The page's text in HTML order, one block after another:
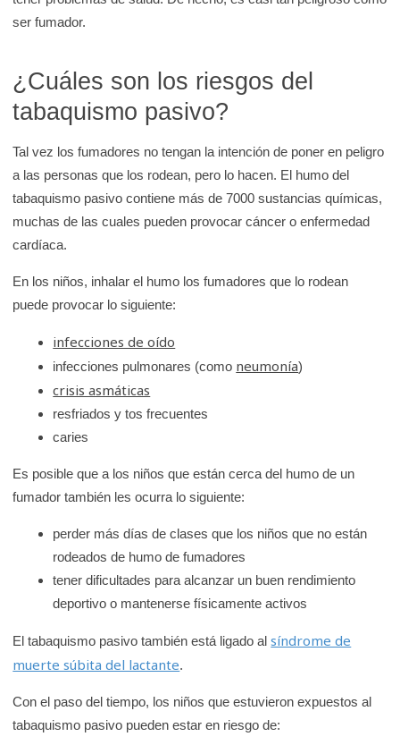
d
e
d
s
H
e
a
l
t
ser fumador.
¿Cuáles son los riesgos del
tabaquismo pasivo?
Tal vez los fumadores no tengan la intención de poner en peligro
a las personas que los rodean, pero lo hacen. El humo del
tabaquismo pasivo contiene más de 7000 sustancias químicas,
muchas de las cuales pueden provocar cáncer o enfermedad
cardíaca.
En los niños, inhalar el humo los fumadores que lo rodean
puede provocar lo siguiente:
infecciones de oído
infecciones pulmonares (como neumonía)
crisis asmáticas
resfriados y tos frecuentes
caries
Es posible que a los niños que están cerca del humo de un
fumador también les ocurra lo siguiente:
perder más días de clases que los niños que no están
rodeados de humo de fumadores
tener dificultades para alcanzar un buen rendimiento
deportivo o mantenerse físicamente activos
El tabaquismo pasivo también está ligado alsíndrome de
muerte súbita del lactante.
Con el paso del tiempo, los niños que estuvieron expuestos al
tabaquismo pasivo pueden estar en riesgo de: